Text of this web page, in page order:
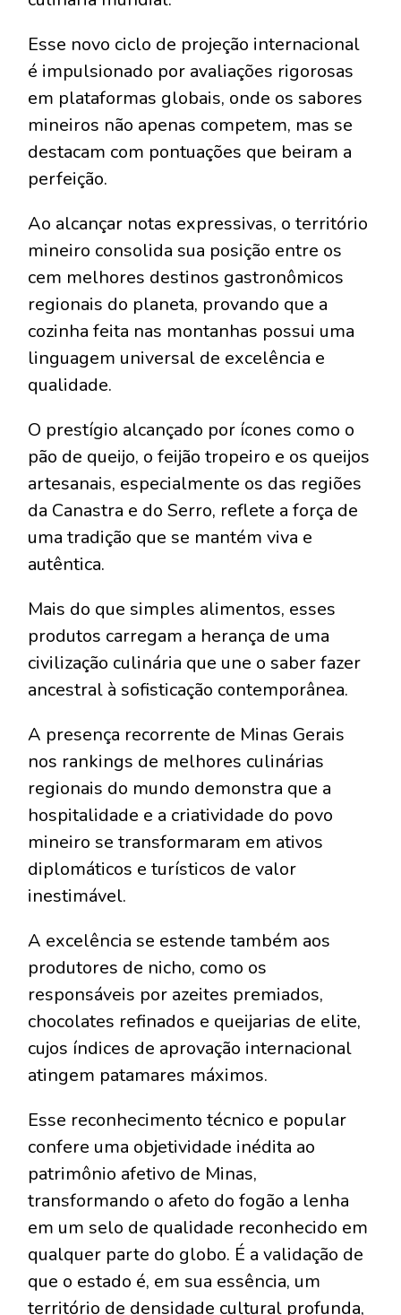
Esse novo ciclo de projeção internacional
é impulsionado por avaliações rigorosas
em plataformas globais, onde os sabores
mineiros não apenas competem, mas se
destacam com pontuações que beiram a
perfeição.
Ao alcançar notas expressivas, o território
mineiro consolida sua posição entre os
cem melhores destinos gastronômicos
regionais do planeta, provando que a
cozinha feita nas montanhas possui uma
linguagem universal de excelência e
qualidade.
O prestígio alcançado por ícones como o
pão de queijo, o feijão tropeiro e os queijos
artesanais, especialmente os das regiões
da Canastra e do Serro, reflete a força de
uma tradição que se mantém viva e
autêntica.
Mais do que simples alimentos, esses
produtos carregam a herança de uma
civilização culinária que une o saber fazer
ancestral à sofisticação contemporânea.
A presença recorrente de Minas Gerais
nos rankings de melhores culinárias
regionais do mundo demonstra que a
hospitalidade e a criatividade do povo
mineiro se transformaram em ativos
diplomáticos e turísticos de valor
inestimável.
A excelência se estende também aos
produtores de nicho, como os
responsáveis por azeites premiados,
chocolates refinados e queijarias de elite,
cujos índices de aprovação internacional
atingem patamares máximos.
Esse reconhecimento técnico e popular
confere uma objetividade inédita ao
patrimônio afetivo de Minas,
transformando o afeto do fogão a lenha
em um selo de qualidade reconhecido em
qualquer parte do globo. É a validação de
que o estado é, em sua essência, um
território de densidade cultural profunda,